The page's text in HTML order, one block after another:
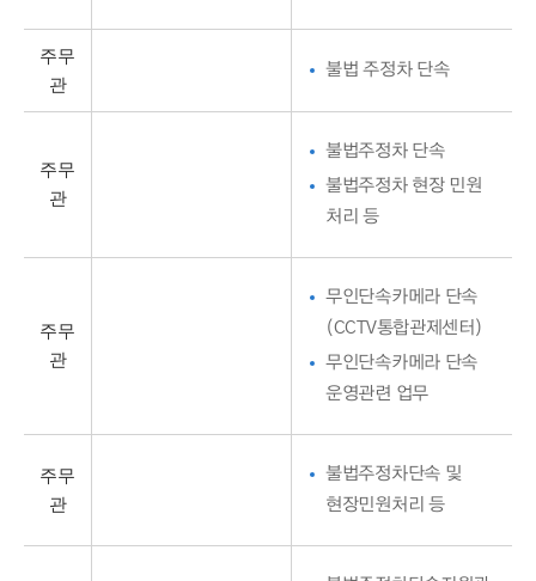
주무
관
불법 주정차 단속
주무
관
불법주정차 단속
불법주정차 현장 민원
처리 등
주무
관
무인단속카메라 단속
(CCTV통합관제센터)
무인단속카메라 단속
운영관련 업무
주무
관
불법주정차단속 및
현장민원처리 등